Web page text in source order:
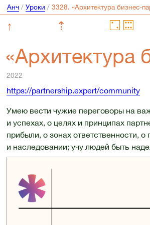
Анч/ Уроки /
↑ ⇡
«Архитектура
2022
https://partnership.expert/community
Умею вести чужие переговоры на
и успехах, о целях и принципах
прибыли, о зонах ответственности,
и наследовании; учу людей быть